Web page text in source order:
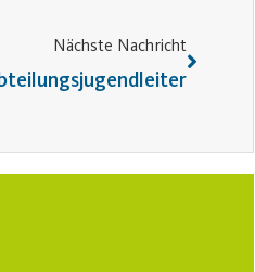
Nächste Nachricht